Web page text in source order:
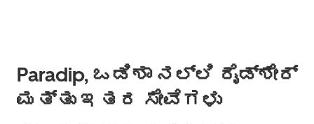
Paradip, ಒಡಿಶಾ ನಲ್ಲಿ ರೈಡ್‌ಶೇರ್
ಮತ್ತು ಇತರ ಸೇವೆಗಳು